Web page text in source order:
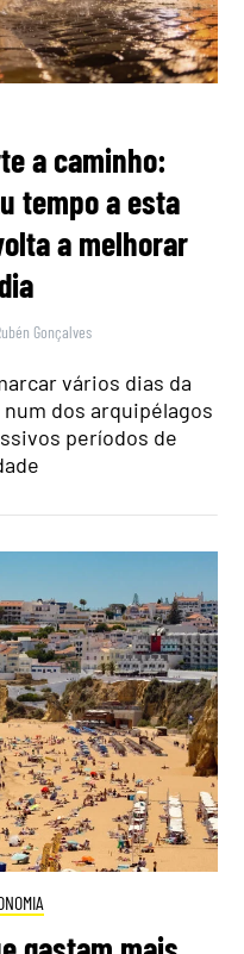
a caminho:
tempo a esta
a melhorar
Gonçalves
vários dias da
dos arquipélagos
períodos de